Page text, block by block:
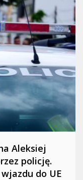
Aleksiej
policję.
do UE